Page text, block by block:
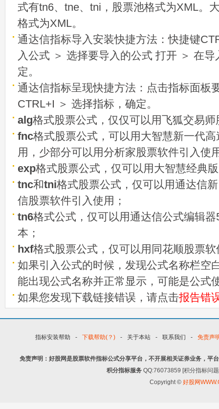
式有tn6、tne、tni，股票池格式为XML。
格式为XML。
通达信指标导入安装快捷方法：快捷键
入公式 ＞ 选择要导入的公式 打开 ＞ 在
定。
通达信指标呈现快捷方法：点击指标面板
CTRL+I ＞ 选择指标，确定。
alg格式股票公式，仅仅可以用飞狐交易
fnc格式股票公式，可以用大智慧新一代
用，少部分可以用分析家股票软件引入使
exp格式股票公式，仅可以用大智慧经典
tnc和tni格式股票公式，仅可以用通达信
信股票软件引入使用；
tn6格式公式，仅可以用通达信公式编辑
本；
hxf格式股票公式，仅可以用同花顺股票
如果引入公式的时候，发现公式名称栏空
能出现公式名称并正常显示，可能是公式
如果您发现下载链接错误，请点击报告错
指标安装帮助 - 下载帮助(？) - 关于本站 - 联系我们 - 免责声
免责声明：好股网是股票软件指标公式分享平台，不开展相关证券业务，平
积分指标服务 QQ:76073859 [积分指标问
Copyright © 好股网